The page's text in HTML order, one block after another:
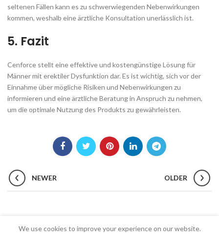
seltenen Fällen kann es zu schwerwiegenden Nebenwirkungen
kommen, weshalb eine ärztliche Konsultation unerlässlich ist.
5. Fazit
Cenforce stellt eine effektive und kostengünstige Lösung für
Männer mit erektiler Dysfunktion dar. Es ist wichtig, sich vor der
Einnahme über mögliche Risiken und Nebenwirkungen zu
informieren und eine ärztliche Beratung in Anspruch zu nehmen,
um die optimale Nutzung des Produkts zu gewährleisten.
NEWER OLDER
We use cookies to improve your experience on our website.